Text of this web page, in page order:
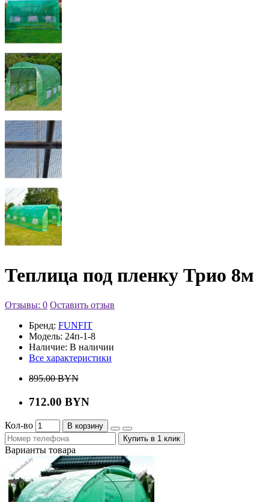
Теплица под пленку Трио 8м
Отзывы: 0 Оставить отзыв
Бренд: FUNFIT
Модель: 24п-1-8
Наличие: В наличии
Все характеристики
895.00 BYN
712.00 BYN
Кол-во
В корзину
Купить в 1 клик
Варианты товара